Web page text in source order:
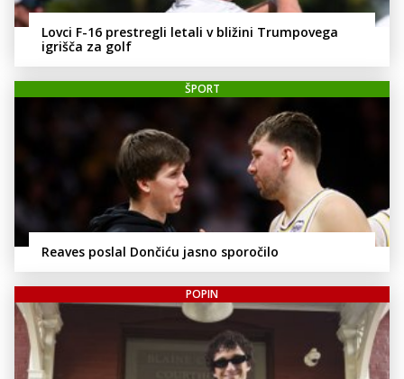
Lovci F-16 prestregli letali v bližini Trumpovega
igrišča za golf
ŠPORT
Reaves poslal Dončiću jasno sporočilo
POPIN